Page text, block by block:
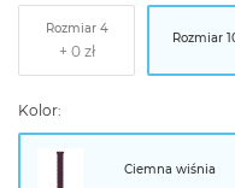
Rozmiar 4
Rozmiar
Kolor:
Ciemna wiśnia